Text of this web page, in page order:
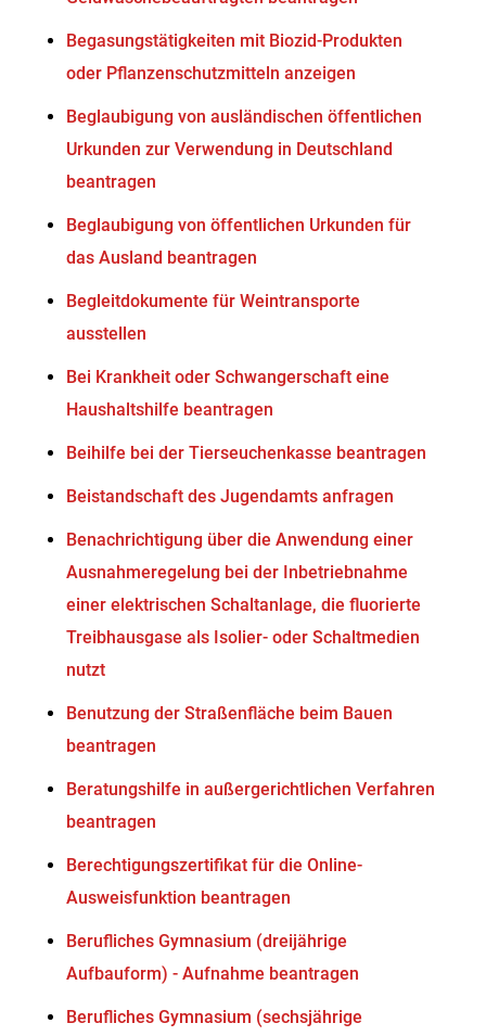
Begasungstätigkeiten mit Biozid-Produkten
oder Pflanzenschutzmitteln anzeigen
Beglaubigung von ausländischen öffentlichen
Urkunden zur Verwendung in Deutschland
beantragen
Beglaubigung von öffentlichen Urkunden für
das Ausland beantragen
Begleitdokumente für Weintransporte
ausstellen
Bei Krankheit oder Schwangerschaft eine
Haushaltshilfe beantragen
Beihilfe bei der Tierseuchenkasse beantragen
Beistandschaft des Jugendamts anfragen
Benachrichtigung über die Anwendung einer
Ausnahmeregelung bei der Inbetriebnahme
einer elektrischen Schaltanlage, die fluorierte
Treibhausgase als Isolier- oder Schaltmedien
nutzt
Benutzung der Straßenfläche beim Bauen
beantragen
Beratungshilfe in außergerichtlichen Verfahren
beantragen
Berechtigungszertifikat für die Online-
Ausweisfunktion beantragen
Berufliches Gymnasium (dreijährige
Aufbauform) - Aufnahme beantragen
Berufliches Gymnasium (sechsjährige